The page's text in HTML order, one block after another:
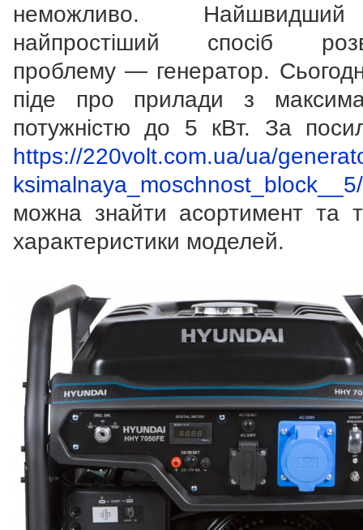
неможливо.
найпростіший спосіб
проблему — генератор.
піде про прилади з
потужністю до 5 кВт. За
https://220volt.com.ua/ua/
ksimalnaya_moschnost_block__5/
можна знайти асортимент та
характеристики моделей.